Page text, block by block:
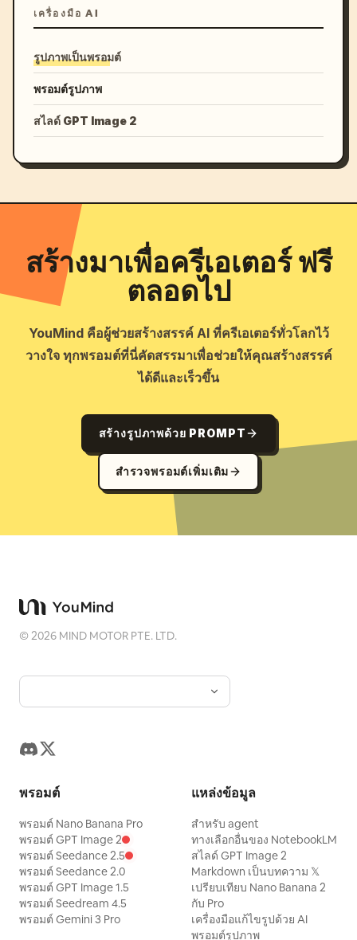
เครื่องมือ AI
รูปภาพเป็นพรอมต์
พรอมต์รูปภาพ
สไลด์ GPT Image 2
สร้างมาเพื่อครีเอเตอร์ ฟรี
ตลอดไป
YouMind คือผู้ช่วยสร้างสรรค์ AI ที่ครีเอเตอร์ทั่วโลกไว้
วางใจ ทุกพรอมต์ที่นี่คัดสรรมาเพื่อช่วยให้คุณสร้างสรรค์
ได้ดีและเร็วขึ้น
สร้างรูปภาพด้วย PROMPT
สำรวจพรอมต์เพิ่มเติม
©2026 MIND MOTOR PTE. LTD.
พรอมต์
พรอมต์ Nano Banana Pro
พรอมต์ GPT Image 2
พรอมต์ Seedance 2.5
พรอมต์ Seedance 2.0
พรอมต์ GPT Image 1.5
พรอมต์ Seedream 4.5
พรอมต์ Gemini 3 Pro
แหล่งข้อมูล
สำหรับ agent
ทางเลือกอื่นของ NotebookLM
สไลด์ GPT Image 2
Markdown เป็นบทความ 𝕏
เปรียบเทียบ Nano Banana 2
กับ Pro
เครื่องมือแก้ไขรูปด้วย AI
พรอมต์รูปภาพ